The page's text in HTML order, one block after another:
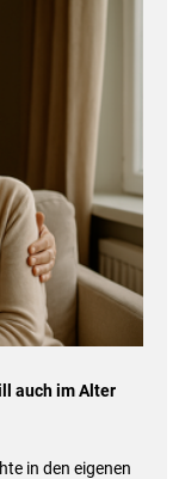
auch im Alter
in den eigenen